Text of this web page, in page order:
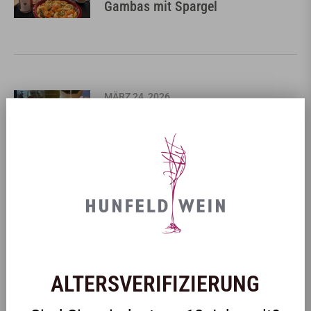
Gambas mit Spargel
MÄRZ 24, 2026
MÄRZ 24, 2026
Guglhupf mit Eierlikör
ALTERSVERIFIZIERUNG